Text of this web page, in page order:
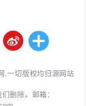
,一切版权均归源网站
删除。邮箱：